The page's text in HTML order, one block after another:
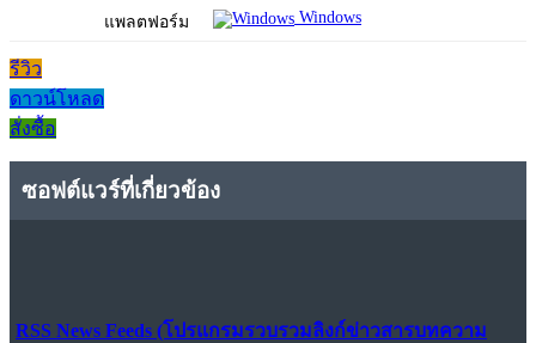
แพลตฟอร์ม Windows
รีวิว
ดาวน์โหลด
สั่งซื้อ
ซอฟต์แวร์ที่เกี่ยวข้อง
RSS News Feeds (โปรแกรมรวบรวมลิงก์ข่าวสารบทความ